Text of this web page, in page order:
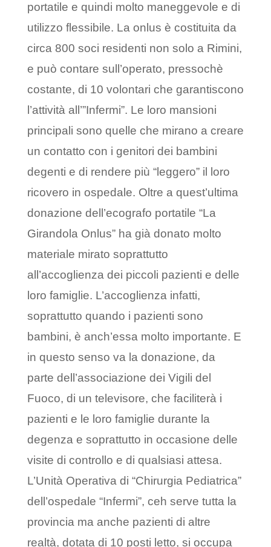
portatile e quindi molto maneggevole e di
utilizzo flessibile. La onlus è costituita da
circa 800 soci residenti non solo a Rimini,
e può contare sull’operato, pressochè
costante, di 10 volontari che garantiscono
l’attività all’”Infermi”. Le loro mansioni
principali sono quelle che mirano a creare
un contatto con i genitori dei bambini
degenti e di rendere più “leggero” il loro
ricovero in ospedale. Oltre a quest’ultima
donazione dell’ecografo portatile “La
Girandola Onlus” ha già donato molto
materiale mirato soprattutto
all’accoglienza dei piccoli pazienti e delle
loro famiglie. L’accoglienza infatti,
soprattutto quando i pazienti sono
bambini, è anch’essa molto importante. E
in questo senso va la donazione, da
parte dell’associazione dei Vigili del
Fuoco, di un televisore, che faciliterà i
pazienti e le loro famiglie durante la
degenza e soprattutto in occasione delle
visite di controllo e di qualsiasi attesa.
L’Unità Operativa di “Chirurgia Pediatrica”
dell’ospedale “Infermi”, ceh serve tutta la
provincia ma anche pazienti di altre
realtà, dotata di 10 posti letto, si occupa